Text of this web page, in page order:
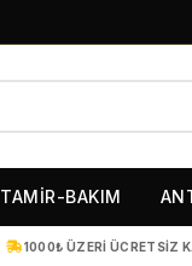
TAMİR-BAKIM
1000₺ ÜZERI ÜCRETSIZ